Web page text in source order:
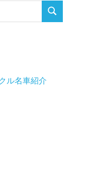
検
索
ル名車紹介